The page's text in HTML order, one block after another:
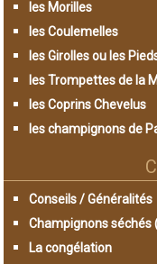
les Morilles
les Coulemelles
les Girolles ou les
les Trompettes de la
les Coprins Chevelus
les champignons de
Conseils / Généralités
Champignons séchés
La congélation